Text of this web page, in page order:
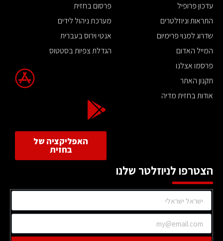
עדכון פרופיל
התראות וניוזלטרים
שדרוג למנוי פרימיום
המייל האדום
פרסמו אצלנו
תקנון האתר
אודות בחזית מדיה
פרסום בחזית
מערכת ניהול לידים
אנטי וירוס בעברית
הגדלת צפיות בסטטוס
האפליקציה של
בחזית
הצטרפו לניוזלטר שלנו